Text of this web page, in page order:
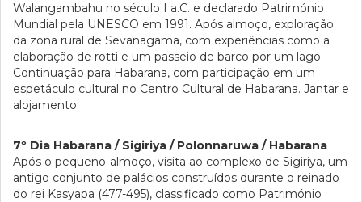
Walangambahu no século I a.C. e declarado Património
Mundial pela UNESCO em 1991. Após almoço, exploração
da zona rural de Sevanagama, com experiências como a
elaboração de rotti e um passeio de barco por um lago.
Continuação para Habarana, com participação em um
espetáculo cultural no Centro Cultural de Habarana. Jantar e
alojamento.
7º Dia Habarana / Sigiriya / Polonnaruwa / Habarana
Após o pequeno-almoço, visita ao complexo de Sigiriya, um
antigo conjunto de palácios construídos durante o reinado
do rei Kasyapa (477-495), classificado como Património